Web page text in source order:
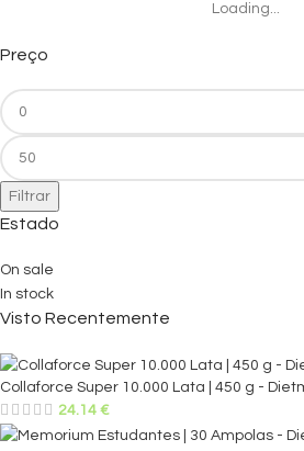
Preço
Filtrar
Estado
On sale
In stock
Visto Recentemente
Collaforce Super 10.000 Lata | 450 g -
24.14 €
Loading...